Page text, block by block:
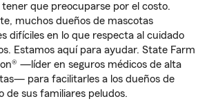
que preocuparse por el costo.
muchos dueños de mascotas
difíciles en lo que respecta al cuidado
Estamos aquí para ayudar. State Farm
—líder en seguros médicos de alta
para facilitarles a los dueños de
de sus familiares peludos.